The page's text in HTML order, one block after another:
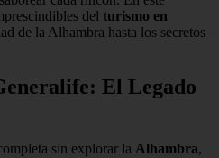
del turismo en
de la Alhambra hasta los secretos
El Legado
sin explorar la Alhambra,